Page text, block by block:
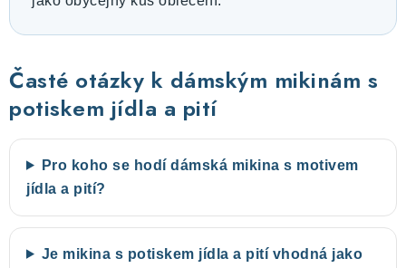
Časté otázky k dámským mikinám s
potiskem jídla a pití
Pro koho se hodí dámská mikina s motivem
jídla a pití?
Je mikina s potiskem jídla a pití vhodná jako